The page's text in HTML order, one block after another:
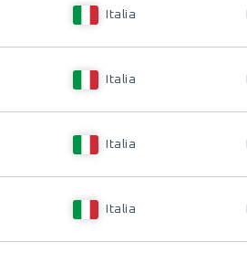
Italia
Italia
Italia
Italia